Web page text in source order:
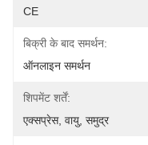
CE
बिक्री के बाद समर्थन:
ऑनलाइन समर्थन
शिपमेंट शर्तें:
एक्सप्रेस, वायु, समुद्र